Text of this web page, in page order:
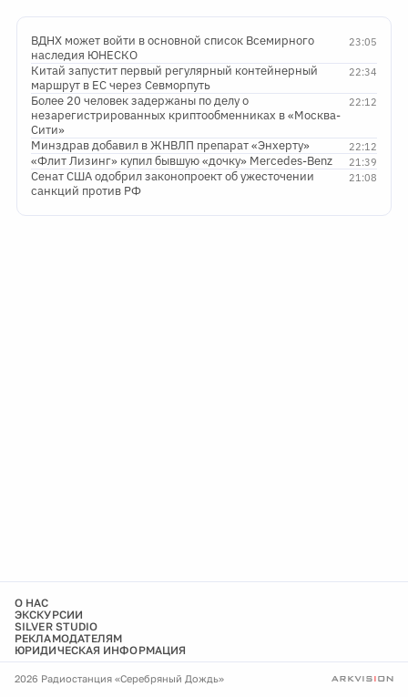
23:05
ВДНХ может войти в основной список Всемирного
наследия ЮНЕСКО
22:34
Китай запустит первый регулярный контейнерный
маршрут в ЕС через Севморпуть
22:12
Более 20 человек задержаны по делу о
незарегистрированных криптообменниках в «Москва-
Сити»
22:12
Минздрав добавил в ЖНВЛП препарат «Энхерту»
21:39
«Флит Лизинг» купил бывшую «дочку» Mercedes-Benz
21:08
Сенат США одобрил законопроект об ужесточении
санкций против РФ
О НАС
ЭКСКУРСИИ
SILVER STUDIO
РЕКЛАМОДАТЕЛЯМ
ЮРИДИЧЕСКАЯ ИНФОРМАЦИЯ
2026 Радиостанция «Серебряный Дождь»